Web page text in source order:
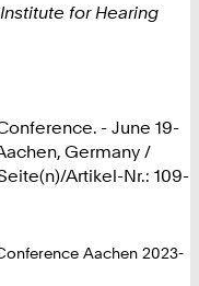
for Hearing
- June 19-
Germany /
Artikel-Nr.: 109-
Aachen 2023-